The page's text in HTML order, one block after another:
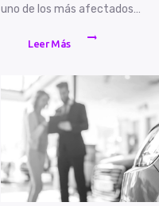
uno de los más afectados…
Leer Más